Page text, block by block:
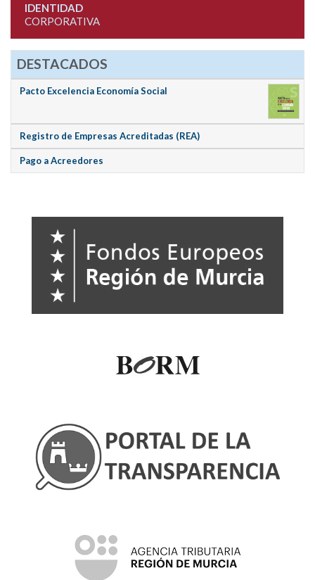
IDENTIDAD
CORPORATIVA
DESTACADOS
Pacto Excelencia Economía Social
Registro de Empresas Acreditadas (REA)
Pago a Acreedores